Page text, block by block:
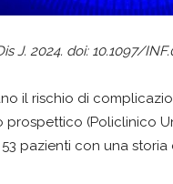
J. 2024. doi: 10.1097/
il rischio di
(Policlinico
53 pazienti con una